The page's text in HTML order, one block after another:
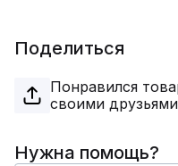
Поделиться
Понравился
своими
Нужна помощь?